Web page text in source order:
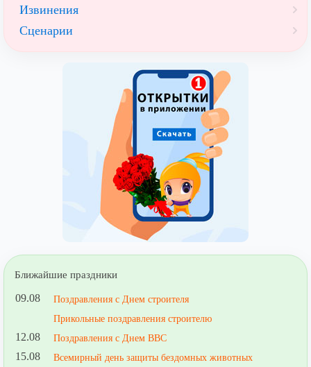
Извинения
Сценарии
Ближайшие праздники
09.08
Поздравления с Днем строителя
Прикольные поздравления строителю
12.08 Поздравления с Днем ВВС
15.08 Всемирный день защиты бездомных животных